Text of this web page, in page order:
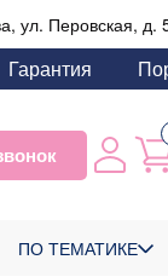
ул. Перовская, д.
Гарантия
ПО ТЕМАТИКЕ